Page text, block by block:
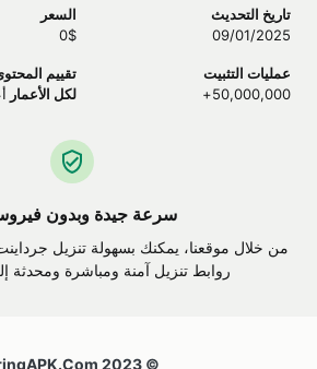
تاريخ التحديث
09/01/2025
السعر
0$
عمليات التثبيت
50,000,000+
تقييم
لكل الأعمار
سرعة جيدة وبدون
روابط تنزيل آمنة ومباشرة ومحدثة
© 2023 BringAPK.com